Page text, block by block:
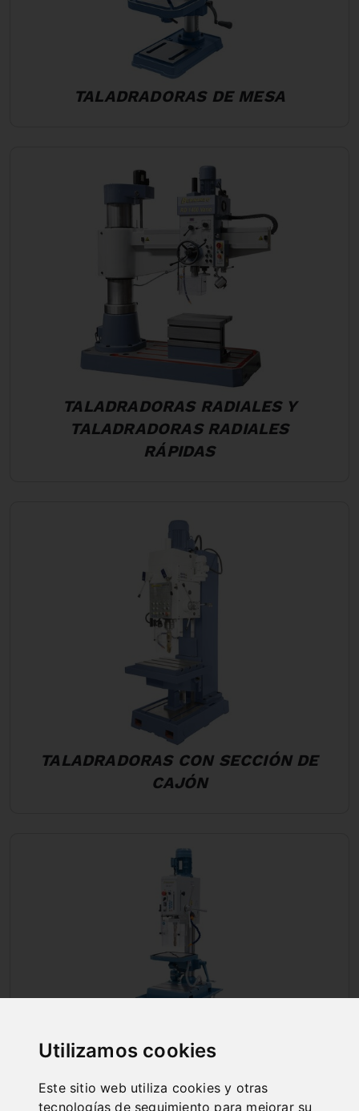
Utilizamos cookies
Este sitio web utiliza cookies y otras
tecnologías de seguimiento para mejorar su
TALADRADORAS DE MESA
TALADRADORAS RADIALES Y
TALADRADORAS RADIALES
RÁPIDAS
TALADRADORAS CON SECCIÓN DE
CAJÓN
TALADRADORAS DE COLUMNA, DE